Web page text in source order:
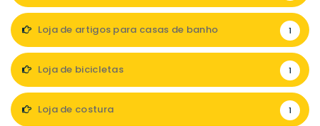
Loja de artigos para casas de banho 1
Loja de bicicletas 1
Loja de costura 1